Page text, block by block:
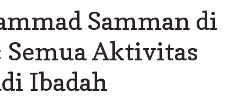
Bupati:
Samman di
Semua Aktivitas
Ibadah